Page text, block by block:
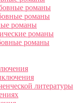
романы
романы
романы
романы
романы
литературы